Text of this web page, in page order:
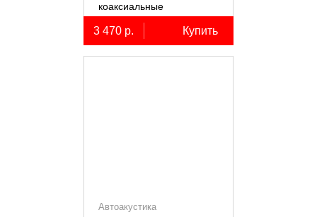
коаксиальные
трёхполосные, 2 шт.
3 470 р. Купить
Автоакустика